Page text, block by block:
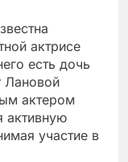
актрисе
есть дочь
Лановой
актером
активную
участие в